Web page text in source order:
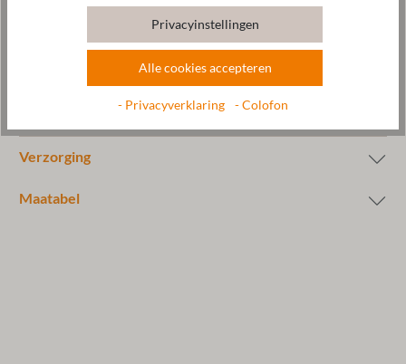
Hierdoor is de ballerina uitermate geschikt voor zowel de zomer
als de winter. De gekookte wol voor deze ballerina wordt
vervaardigd in onze eigen manufactuur in Tirol, Oostenrijk. De
uiteindelijke assemblage vindt plaats bij ons vertrouwde
partnerbedrijf in Spanje, onder eerlijke en gecontroleerde
arbeidsomstandigheden.
Verzorging
Maatabel
Privacyinstellingen
Alle cookies accepteren
- Privacyverklaring - Colofon